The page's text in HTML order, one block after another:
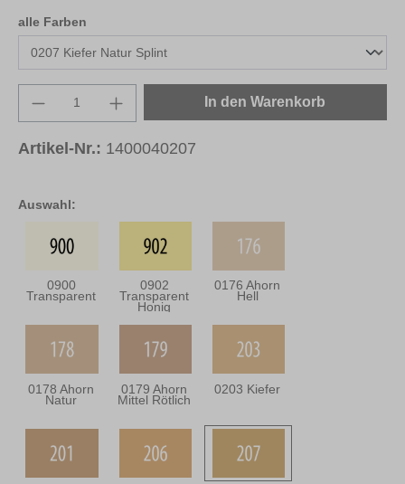
Auswahl:
0900
Transparent
0902
Transparent
Honig
0176 Ahorn
Hell
0178 Ahorn
Natur
0179 Ahorn
Mittel Rötlich
0203 Kiefer
alle Farben
Produkt Anzahl: Gib den gewünschten
In den Warenkorb
Artikel-Nr.: 1400040207